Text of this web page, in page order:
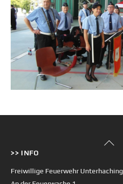
Back
>> INFO
Freiwillige Feuerwehr Unterhaching